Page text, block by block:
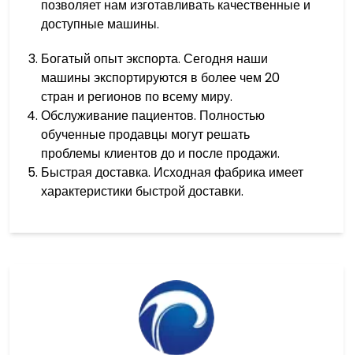
позволяет нам изготавливать качественные и
доступные машины.
Богатый опыт экспорта. Сегодня наши
машины экспортируются в более чем 20
стран и регионов по всему миру.
Обслуживание пациентов. Полностью
обученные продавцы могут решать
проблемы клиентов до и после продажи.
Быстрая доставка. Исходная фабрика имеет
характеристики быстрой доставки.